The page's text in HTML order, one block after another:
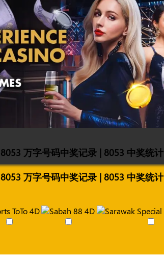
8053 万字号码中奖记录 | 8053 中奖统计
8053 万字号码中奖记录 | 8053 中奖统计